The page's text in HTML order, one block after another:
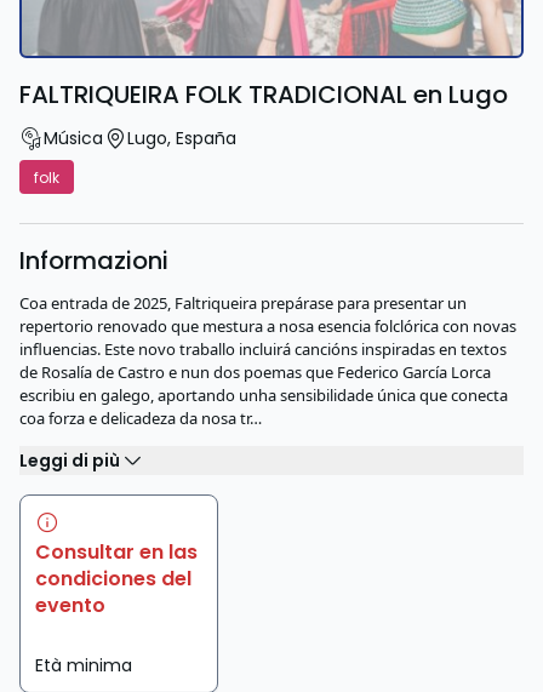
FALTRIQUEIRA FOLK TRADICIONAL en Lugo
Música Lugo, España
folk
Informazioni
Coa entrada de 2025, Faltriqueira prepárase para presentar un
repertorio renovado que mestura a nosa esencia folclórica con novas
influencias. Este novo traballo incluirá cancións inspiradas en textos
de Rosalía de Castro e nun dos poemas que Federico García Lorca
escribiu en galego, aportando unha sensibilidade única que conecta
coa forza e delicadeza da nosa tr…
Leggi di più
Consultar en las
condiciones del
evento
Età minima